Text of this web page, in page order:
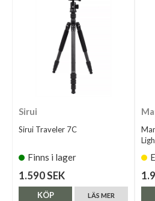
Sirui
Sirui Traveler 7C
Finns i lager
1.590 SEK
LÄS MER
KÖP